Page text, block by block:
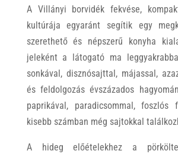
A Villányi borvidék fekvése,
kultúrája egyaránt segítik egy
szerethető és népszerű konyha
jeleként a látogató ma
sonkával, disznósajttal, májassal,
és feldolgozás évszázados
paprikával, paradicsommal, foszlós
kisebb számban még sajtokkal
A hideg előételekhez a